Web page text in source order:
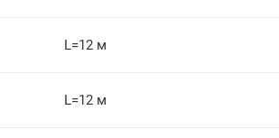
L=12 м
L=12 м